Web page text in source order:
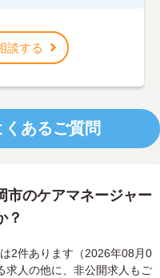
談する
あるご質問
市のケアマネージャー
？
2件あります（2026年08月0
求人の他に、非公開求人もご